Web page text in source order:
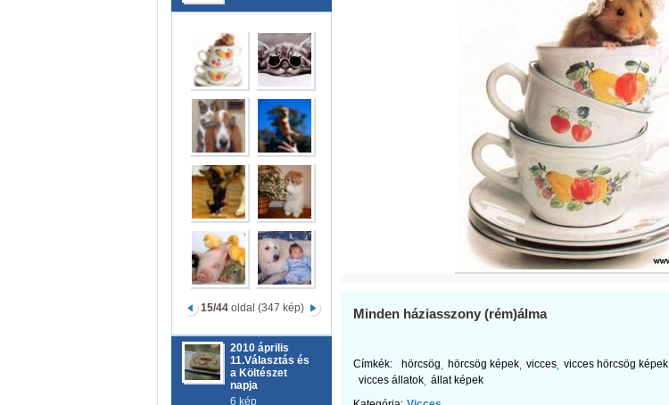
15/44 oldal (347 kép)
2010 április
11.Választás és
a Költészet
napja
6 kép
Minden háziasszony (rém)álma
Címkék: hörcsög hörcsög képek vicces vicces hörcsög képek
vicces állatok állat képek